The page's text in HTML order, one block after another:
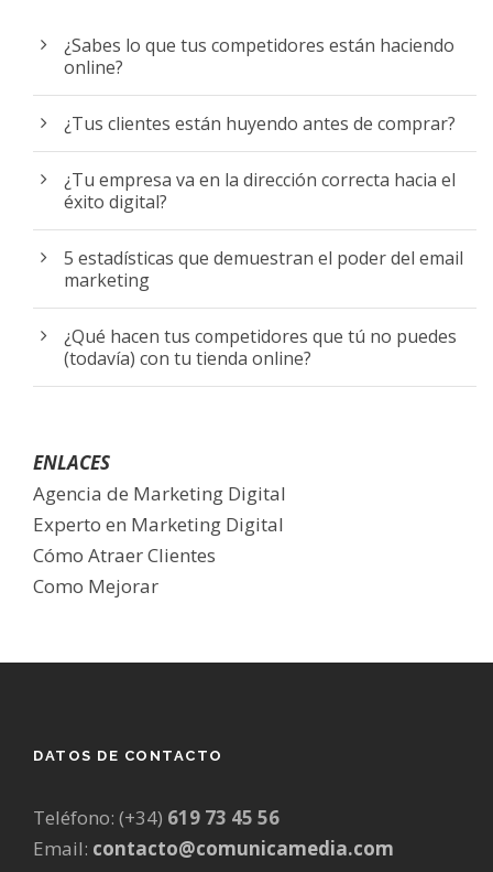
¿Sabes lo que tus competidores están haciendo
online?
¿Tus clientes están huyendo antes de comprar?
¿Tu empresa va en la dirección correcta hacia el
éxito digital?
5 estadísticas que demuestran el poder del email
marketing
¿Qué hacen tus competidores que tú no puedes
(todavía) con tu tienda online?
ENLACES
Agencia de Marketing Digital
Experto en Marketing Digital
Cómo Atraer Clientes
Como Mejorar
DATOS DE CONTACTO
Teléfono: (+34) 619 73 45 56
Email: contacto@comunicamedia.com